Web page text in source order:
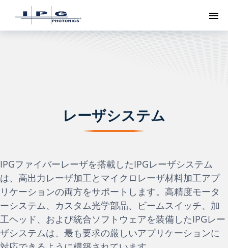
ト
レーザシステム
IPGファイバーレーザを搭載したIPGレーザシステム
は、高出力レーザ加工とマイクロレーザ材料加工アプ
リケーションの両方をサポートします。高精度モータ
ーシステム、カスタム光学部品、ビームスイッチ、加
工ヘッド、および統合ソフトウェアを装備したIPGレー
ザシステムは、最も要求の厳しいアプリケーションに